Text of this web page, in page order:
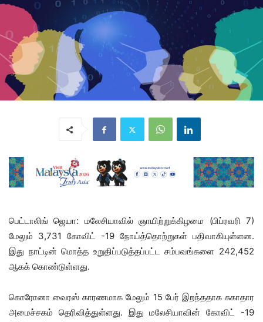
பெட்டாலிங் ஜெயா: மலேசியாவில் ஞாயிற்றுக்கிழமை (பிப்ரவரி 7)
மேலும் 3,731 கோவிட் -19 நோய்த்தொற்றுகள் பதிவாகியுள்ளன.
இது நாட்டின் மொத்த உறுதிப்படுத்தப்பட்ட சம்பவங்களை 242,452
ஆகக் கொண்டுள்ளது.
கொரோனா வைரஸ் காரணமாக மேலும் 15 பேர் இறந்ததாக சுகாதார
அமைச்சகம் தெரிவித்துள்ளது. இது மலேசியாவின் கோவிட் -19